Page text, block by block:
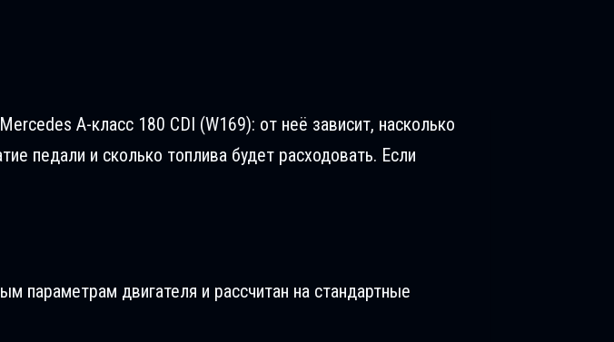
A-класс 180 CDI (W169): от неё зависит, насколько
педали и сколько топлива будет расходовать. Если
параметрам двигателя и рассчитан на стандартные